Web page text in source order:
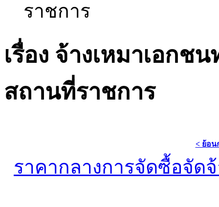
ราชการ
เรื่อง จ้างเหมาเอกช
สถานที่ราชการ
< ย้อน
ราคากลางการจัดซื้อจัด